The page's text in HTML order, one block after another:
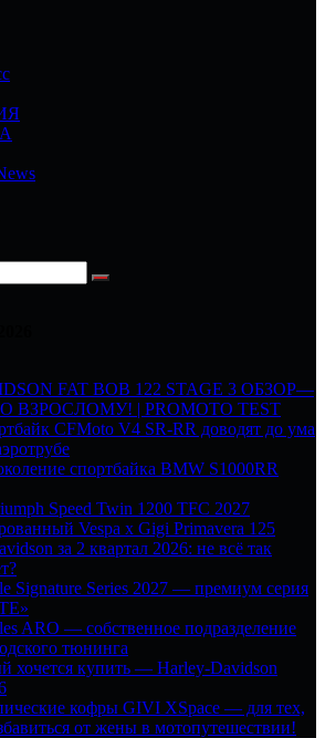
FAT BOB 122 STAGE 3 ОБЗОР—
ВЗРОСЛОМУ! | PROMOTO TEST
CFMoto V4 SR-RR доводят до ума
спортбайка BMW S1000RR
Speed Twin 1200 TFC 2027
Vespa x Gigi Primavera 125
за 2 квартал 2026: не всё так
Signature Series 2027 — премиум серия
ARO — собственное подразделение
тюнинга
хочется купить — Harley-Davidson
кофры GIVI XSpace — для тех,
от жены в мотопутешествии!